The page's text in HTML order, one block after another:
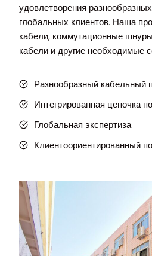
удовлетворения
глобальных клиентов. Наша
кабели, коммутационные
кабели и другие необходимые
Разнообразный кабельный
Интегрированная цепочка
Глобальная экспертиза
Клиентоориентированный